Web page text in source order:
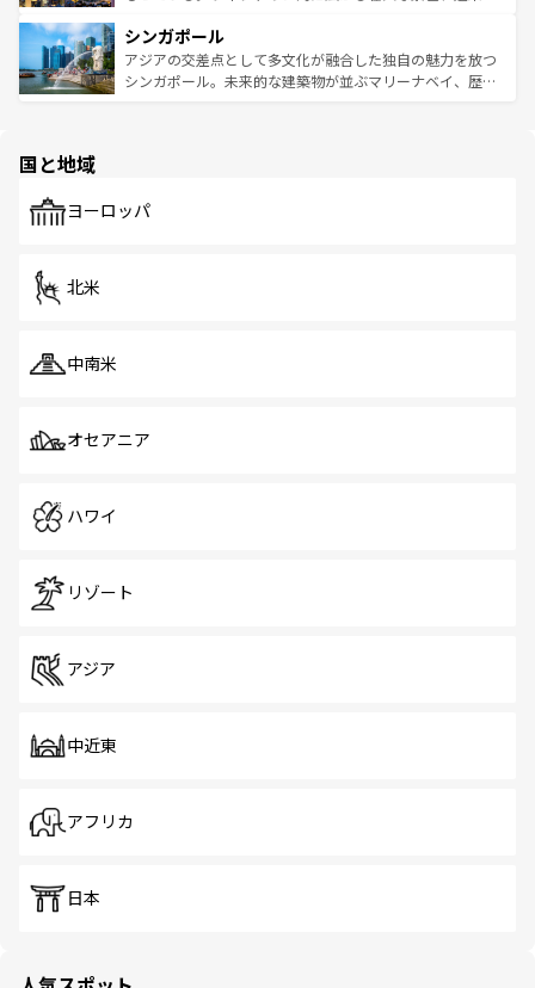
参照してほしい。
激する。気候は一年中温暖で、どの季節にも異なる楽しみ
が待っている。親しみやすいタイの人々、仏教を中心とし
た文化、そして多様な観光資源が、訪れる旅人を魅了し続
み、どこを訪れても感動するはず。観光スポットが密集し
ており、効率よく見どころを回れるのも魅力。息をのむよ
うな絶景から文化的な体験まで、香港を存分に楽しみ尽く
シンガポール
アジアの交差点として多文化が融合した独自の魅力を放つ
シンガポール。未来的な建築物が並ぶマリーナベイ、歴史
で、ホーカーズは地元の風情を楽しめる外せないスポット
国と地域
ヨーロッパ
北米
中南米
オセアニア
ハワイ
リゾート
アジア
中近東
アフリカ
日本